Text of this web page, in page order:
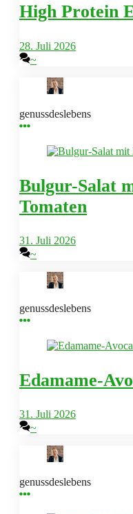
High Protein
28. Juli 2026
~
genussdeslebens
Bulgur-Salat
Tomaten
31. Juli 2026
~
genussdeslebens
Edamame-
31. Juli 2026
~
genussdeslebens